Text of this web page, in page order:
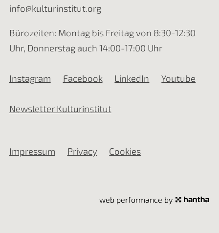
info@kulturinstitut.org
Bürozeiten: Montag bis Freitag von 8:30-12:30
Uhr, Donnerstag auch 14:00-17:00 Uhr
Instagram Facebook LinkedIn Youtube
Newsletter Kulturinstitut
Impressum Privacy Cookies
web performance by